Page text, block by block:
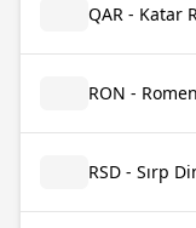
QAR - Katar
RON -
RSD - Sırp